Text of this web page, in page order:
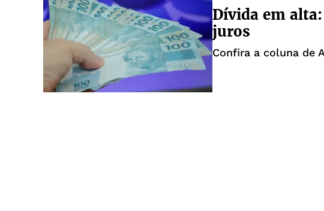
Dívida em
juros
Confira a coluna de